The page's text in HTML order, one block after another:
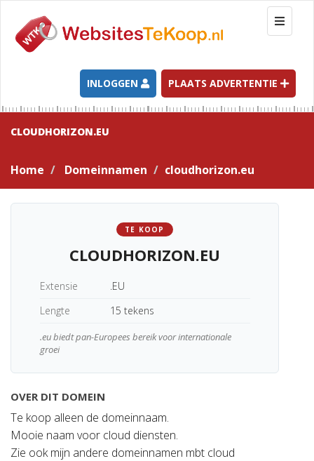
T
o
g
l
e
n
a
t
INLOGGEN PLAATS ADVERTENTIE
CLOUDHORIZON.EU
Home Domeinnamen cloudhorizon.eu
TE KOOP
CLOUDHORIZON.EU
Extensie
.EU
Lengte
15 tekens
.eu biedt pan-Europees bereik voor internationale
groei
OVER DIT DOMEIN
Te koop alleen de domeinnaam.
Mooie naam voor cloud diensten.
Zie ook mijn andere domeinnamen mbt cloud